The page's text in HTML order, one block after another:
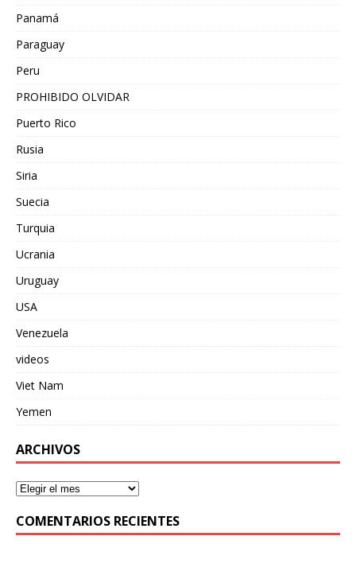
Panamá
Paraguay
Peru
PROHIBIDO OLVIDAR
Puerto Rico
Rusia
Siria
Suecia
Turquia
Ucrania
Uruguay
USA
Venezuela
videos
Viet Nam
Yemen
ARCHIVOS
COMENTARIOS RECIENTES